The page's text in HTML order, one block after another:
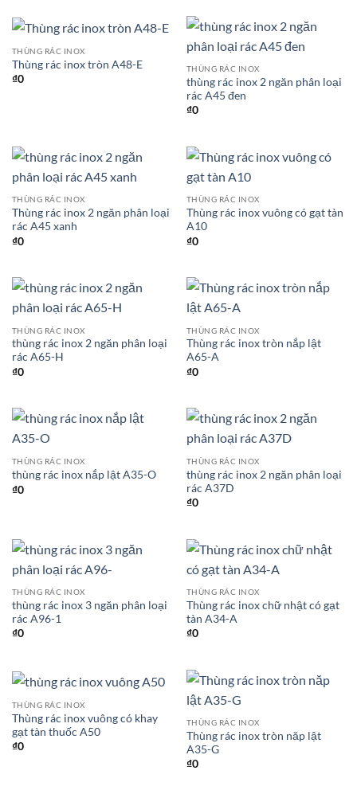
THÙNG RÁC INOX
Thùng rác inox tròn A48-E
₫0
THÙNG RÁC INOX
thùng rác inox 2 ngăn phân loại
rác A45 đen
₫0
THÙNG RÁC INOX
Thùng rác inox 2 ngăn phân loại
rác A45 xanh
₫0
THÙNG RÁC INOX
Thùng rác inox vuông có gạt tàn
A10
₫0
THÙNG RÁC INOX
thùng rác inox 2 ngăn phân loại
rác A65-H
₫0
THÙNG RÁC INOX
Thùng rác inox tròn nắp lật
A65-A
₫0
THÙNG RÁC INOX
thùng rác inox nắp lật A35-O
₫0
THÙNG RÁC INOX
thùng rác inox 2 ngăn phân loại
rác A37D
₫0
THÙNG RÁC INOX
thùng rác inox 3 ngăn phân loại
rác A96-1
₫0
THÙNG RÁC INOX
Thùng rác inox chữ nhật có gạt
tàn A34-A
₫0
THÙNG RÁC INOX
Thùng rác inox vuông có khay
gạt tàn thuốc A50
₫0
THÙNG RÁC INOX
Thùng rác inox tròn năp lật
A35-G
₫0